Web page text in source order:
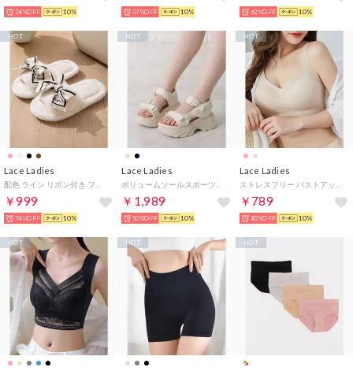
24%OFF 10% 37%OFF 10% 62%OFF 10%
Lace Ladies
￥999
HOT
74%OFF 10%
Lace Ladies
￥1,989
HOT
50%OFF 10%
Lace Ladies
￥789
HOT
80%OFF 10%
HOT HOT HOT